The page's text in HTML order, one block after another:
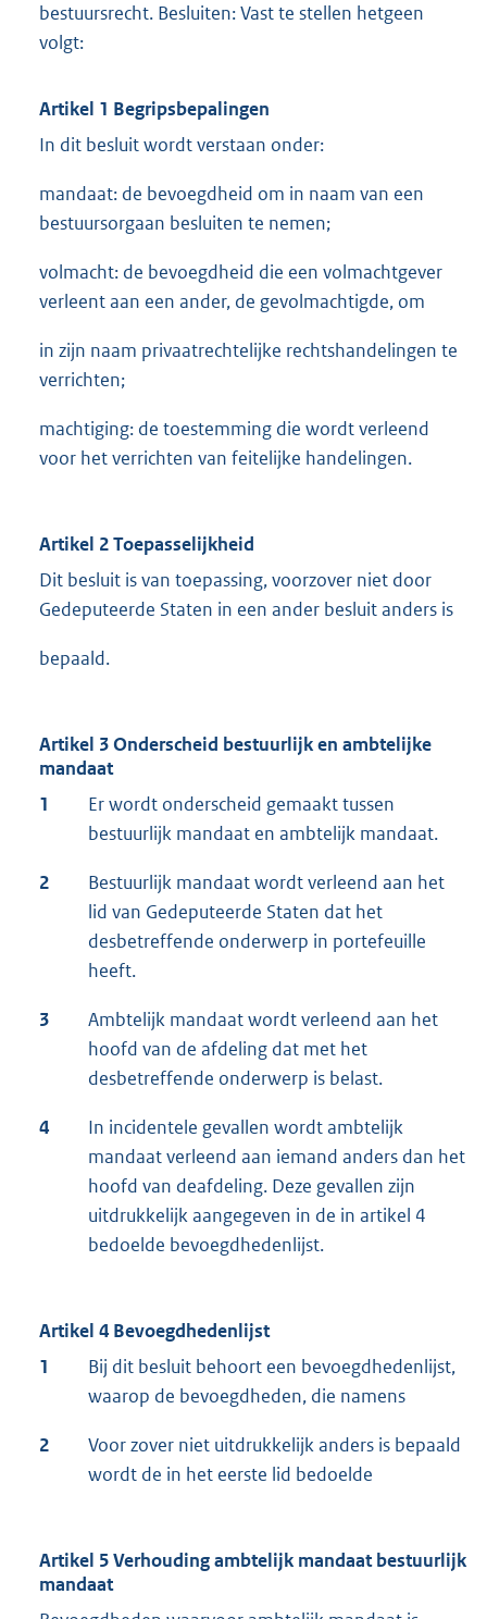
bestuursrecht. Besluiten: Vast te stellen hetgeen
volgt:
Artikel 1 Begripsbepalingen
In dit besluit wordt verstaan onder:
mandaat: de bevoegdheid om in naam van een
bestuursorgaan besluiten te nemen;
volmacht: de bevoegdheid die een volmachtgever
verleent aan een ander, de gevolmachtigde, om
in zijn naam privaatrechtelijke rechtshandelingen te
verrichten;
machtiging: de toestemming die wordt verleend
voor het verrichten van feitelijke handelingen.
Artikel 2 Toepasselijkheid
Dit besluit is van toepassing, voorzover niet door
Gedeputeerde Staten in een ander besluit anders is
bepaald.
Artikel 3 Onderscheid bestuurlijk en ambtelijke
mandaat
1
Er wordt onderscheid gemaakt tussen
bestuurlijk mandaat en ambtelijk mandaat.
2
Bestuurlijk mandaat wordt verleend aan het
lid van Gedeputeerde Staten dat het
desbetreffende onderwerp in portefeuille
heeft.
3
Ambtelijk mandaat wordt verleend aan het
hoofd van de afdeling dat met het
desbetreffende onderwerp is belast.
4
In incidentele gevallen wordt ambtelijk
mandaat verleend aan iemand anders dan het
hoofd van deafdeling. Deze gevallen zijn
uitdrukkelijk aangegeven in de in artikel 4
bedoelde bevoegdhedenlijst.
Artikel 4 Bevoegdhedenlijst
1
Bij dit besluit behoort een bevoegdhedenlijst,
waarop de bevoegdheden, die namens
2
Voor zover niet uitdrukkelijk anders is bepaald
wordt de in het eerste lid bedoelde
Artikel 5 Verhouding ambtelijk mandaat bestuurlijk
mandaat